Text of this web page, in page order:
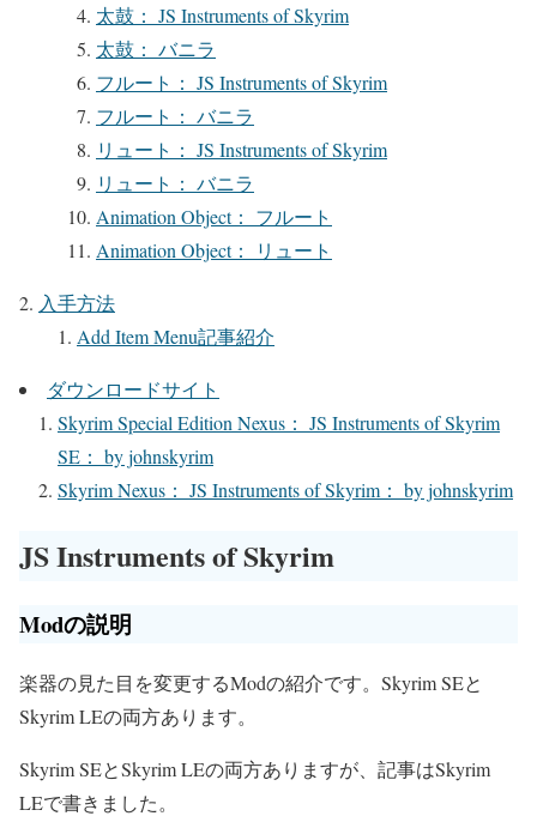
太鼓： JS Instruments of Skyrim
太鼓： バニラ
フルート： JS Instruments of Skyrim
フルート： バニラ
リュート： JS Instruments of Skyrim
リュート： バニラ
Animation Object： フルート
Animation Object： リュート
入手方法
Add Item Menu記事紹介
ダウンロードサイト
Skyrim Special Edition Nexus： JS Instruments of Skyrim
SE： by johnskyrim
Skyrim Nexus： JS Instruments of Skyrim： by johnskyrim
JS Instruments of Skyrim
Modの説明
楽器の見た目を変更するModの紹介です。Skyrim SEと
Skyrim LEの両方あります。
Skyrim SEとSkyrim LEの両方ありますが、記事はSkyrim
LEで書きました。